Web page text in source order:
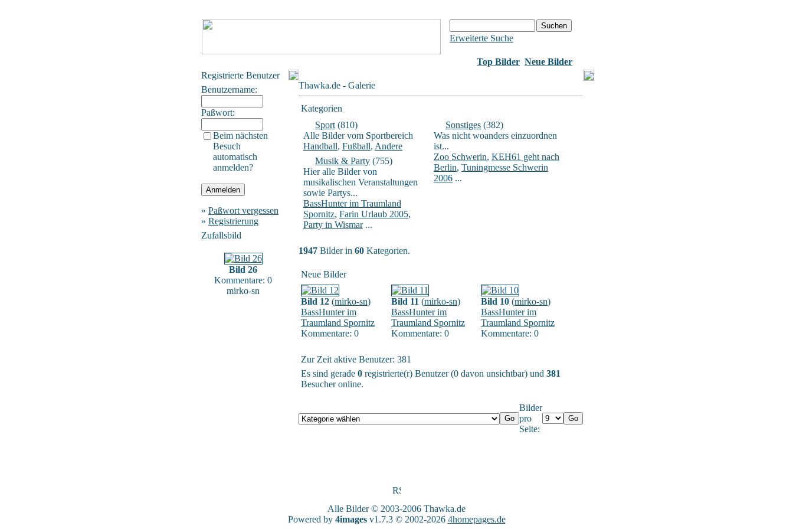
Erweiterte Suche
Top Bilder Neue Bilder
Registrierte Benutzer
Benutzername:
Paßwort:
Beim nächsten
Besuch
automatisch
anmelden?
» Paßwort vergessen
» Registrierung
Zufallsbild
Bild 26
Kommentare: 0
mirko-sn
Thawka.de - Galerie
Kategorien
Sport (810)
Alle Bilder vom Sportbereich
Handball, Fußball, Andere
Musik & Party (755)
Hier alle Bilder von
musikalischen Veranstaltungen
sowie Partys...
BassHunter im Traumland
Spornitz, Farin Urlaub 2005,
Party in Wismar...
Sonstiges (382)
Was nicht woanders einzuordnen
ist...
Zoo Schwerin, KEH61 geht nach
Berlin, Tuningmesse Schwerin
2006 ...
1947 Bilder in 60 Kategorien.
Neue Bilder
Bild 12 (mirko-sn)
BassHunter im
Traumland Spornitz
Kommentare: 0
Bild 11 (mirko-sn)
BassHunter im
Traumland Spornitz
Kommentare: 0
Bild 10 (mirko-sn)
BassHunter im
Traumland Spornitz
Kommentare: 0
Zur Zeit aktive Benutzer: 381
Es sind gerade 0 registrierte(r) Benutzer (0 davon unsichtbar) und 381
Besucher online.
Bilder
pro
Seite:
Alle Bilder © 2003-2006 Thawka.de
Powered by 4imagesv1.7.3 © 2002-2026 4homepages.de